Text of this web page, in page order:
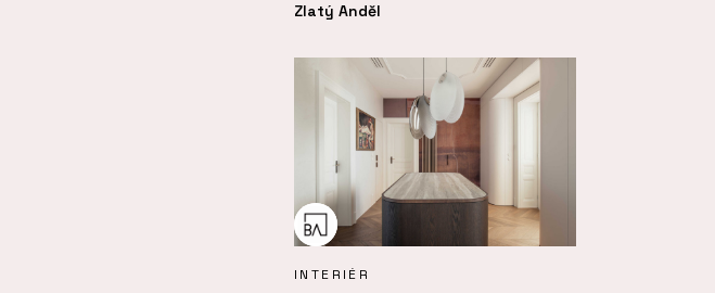
Zlatý Anděl
INTERIÉR